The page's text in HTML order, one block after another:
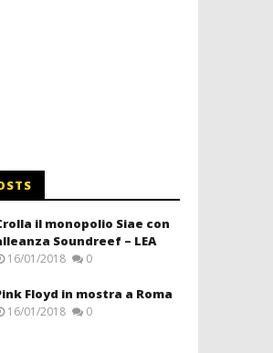
il monopolio Siae con
Soundreef – LEA
16/01/2018 0
Floyd in mostra a Roma
16/01/2018 0